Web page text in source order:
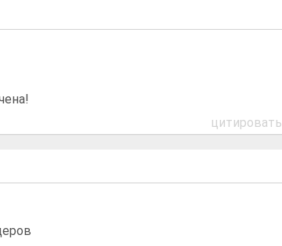
цитировать